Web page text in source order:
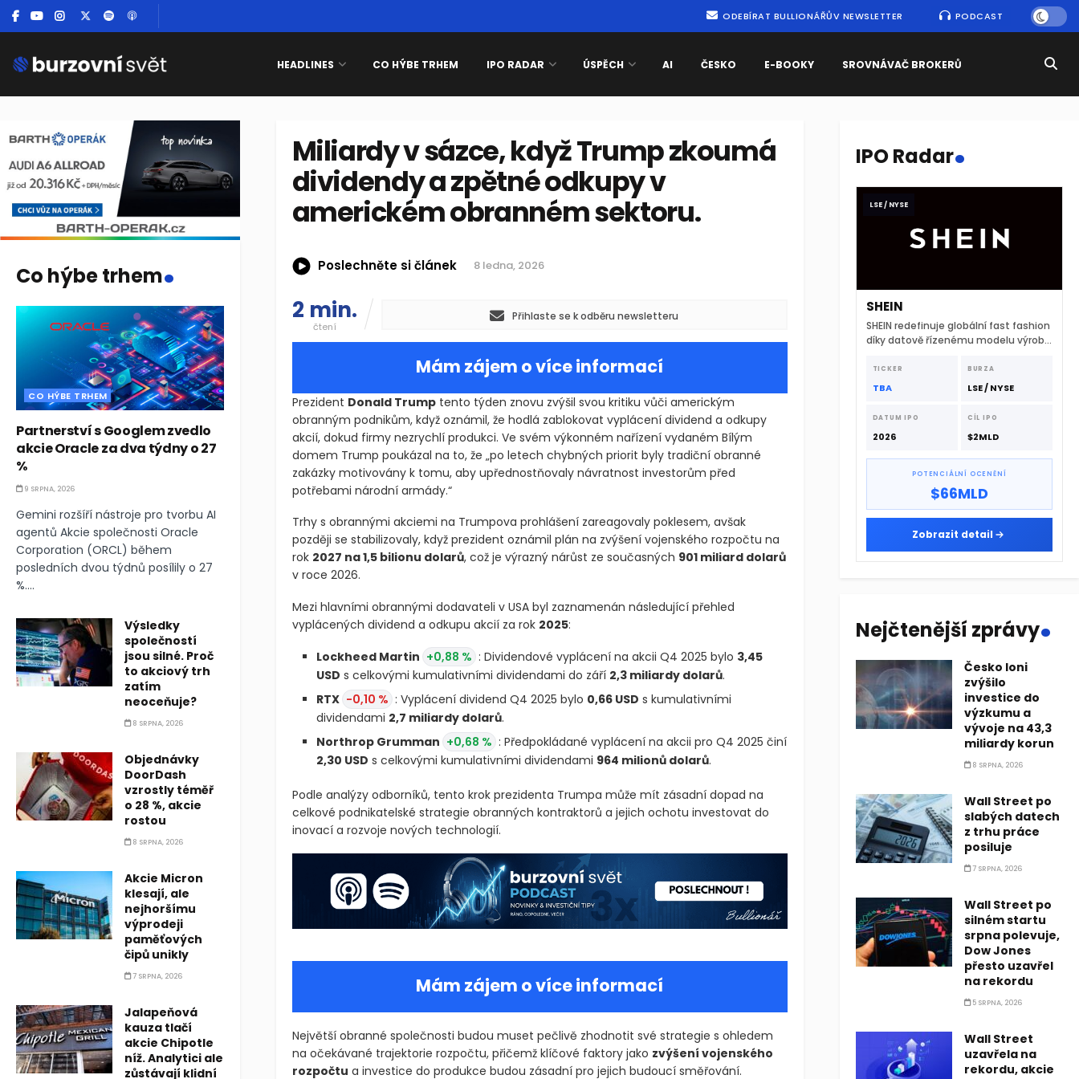
ODEBÍRAT BULLIONÁŘŮV NEWSLETTER PODCAST
HEADLINES CO HÝBE TRHEM IPO RADAR ÚSPĚCH AI ČESKO E-BOOKY SROVNÁVAČ BROKERŮ
Miliardy v sázce, když Trump zkoumá
dividendy a zpětné odkupy v
americkém obranném sektoru.
Poslechněte si článek 8 ledna, 2026
2 min.
čtení
Přihlaste se k odběru newsletteru
Mám zájem o více informací
Prezident Donald Trumptento týden znovu zvýšil svou kritiku vůči americkým
obranným podnikům, když oznámil, že hodlá zablokovat vyplácení dividend a odkupy
akcií, dokud firmy nezrychlí produkci. Ve svém výkonném nařízení vydaném Bílým
domem Trump poukázal na to, že „po letech chybných priorit byly tradiční obranné
zakázky motivovány k tomu, aby upřednostňovaly návratnost investorům před
potřebami národní armády.“
Trhy s obrannými akciemi na Trumpova prohlášení zareagovaly poklesem, avšak
později se stabilizovaly, když prezident oznámil plán na zvýšení vojenského rozpočtu na
rok 2027 na 1,5 bilionu dolarů, což je výrazný nárůst ze současných 901 miliard dolarů
v roce 2026.
Mezi hlavními obrannými dodavateli v USA byl zaznamenán následující přehled
vyplácených dividend a odkupu akcií za rok 2025:
Lockheed Martin +0,88 % : Dividendové vyplácení na akcii Q4 2025 bylo 3,45
USD s celkovými kumulativními dividendami do září 2,3 miliardy dolarů.
RTX -0,10 % : Vyplácení dividend Q4 2025 bylo 0,66 USD s kumulativními
dividendami 2,7 miliardy dolarů.
Northrop Grumman +0,68 % : Předpokládané vyplácení na akcii pro Q4 2025 činí
2,30 USD s celkovými kumulativními dividendami 964 milionů dolarů.
Podle analýzy odborníků, tento krok prezidenta Trumpa může mít zásadní dopad na
celkové podnikatelské strategie obranných kontraktorů a jejich ochotu investovat do
inovací a rozvoje nových technologií.
Mám zájem o více informací
Největší obranné společnosti budou muset pečlivě zhodnotit své strategie s ohledem
na očekávané trajektorie rozpočtu, přičemž klíčové faktory jako zvýšení vojenského
rozpočtu a investice do produkce budou zásadní pro jejich budoucí směřování.
Co hýbe trhem.
CO HÝBE TRHEM
Partnerství s Googlem zvedlo
akcie Oracle za dva týdny o 27
%
9 SRPNA, 2026
Gemini rozšíří nástroje pro tvorbu AI
agentů Akcie společnosti Oracle
Corporation (ORCL) během
posledních dvou týdnů posílily o 27
%....
Výsledky
společností
jsou silné. Proč
to akciový trh
zatím
neoceňuje?
8 SRPNA, 2026
Objednávky
DoorDash
vzrostly téměř
o 28 %, akcie
rostou
8 SRPNA, 2026
Akcie Micron
klesají, ale
nejhoršímu
výprodeji
paměťových
čipů unikly
7 SRPNA, 2026
Jalapeňová
kauza tlačí
akcie Chipotle
níž. Analytici ale
zůstávají klidní
IPO Radar.
LSE / NYSE
SHEIN
SHEIN redefinuje globální fast fashion
díky datově řízenému modelu výroby
dodavatelskému řetězci.
TICKER
TBA
BURZA
LSE / NYSE
DATUM IPO
2026
CÍL IPO
$2MLD
POTENCIÁLNÍ OCENĚNÍ
$66MLD
Zobrazit detail
Nejčtenější zprávy.
Česko loni
zvýšilo
investice do
výzkumu a
vývoje na 43,3
miliardy korun
8 SRPNA, 2026
Wall Street po
slabých datech
z trhu práce
posiluje
7 SRPNA, 2026
Wall Street po
silném startu
srpna polevuje,
Dow Jones
přesto uzavřel
na rekordu
5 SRPNA, 2026
Wall Street
uzavřela na
rekordu, akcie